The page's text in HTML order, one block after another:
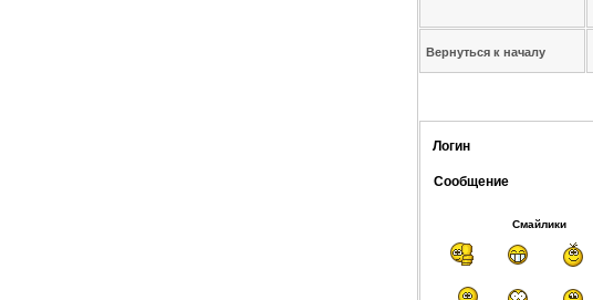
Вернуться к началу
Логин
Сообщение
Смайлики